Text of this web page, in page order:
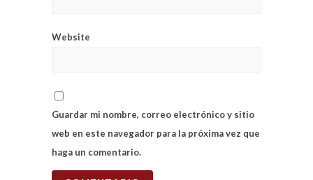
Website
Guardar mi nombre, correo electrónico y sitio
web en este navegador para la próxima vez que
haga un comentario.